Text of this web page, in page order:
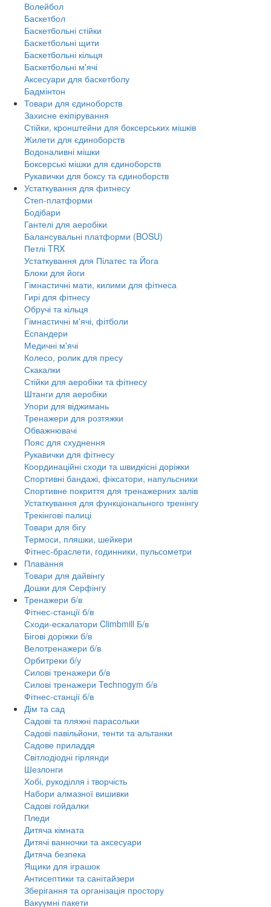
Волейбол
Баскетбол
Баскетбольні стійки
Баскетбольні щити
Баскетбольні кільця
Баскетбольні м'ячі
Аксесуари для баскетболу
Бадмінтон
Товари для єдиноборств
Захисне екіпірування
Стійки, кронштейни для боксерських мішків
Жилети для єдиноборств
Водоналивні мішки
Боксерські мішки для єдиноборств
Рукавички для боксу та єдиноборств
Устаткування для фитнесу
Степ-платформи
Бодібари
Гантелі для аеробіки
Балансувальні платформи (BOSU)
Петлі TRX
Устаткування для Пілатес та Йога
Блоки для йоги
Гімнастичні мати, килими для фітнеса
Гирі для фітнесу
Обручі та кільця
Гімнастичні м'ячі, фітболи
Еспандери
Медичні м'ячі
Колесо, ролик для пресу
Скакалки
Стійки для аеробіки та фітнесу
Штанги для аеробіки
Упори для віджимань
Тренажери для розтяжки
Обважнювачі
Пояс для схуднення
Рукавички для фітнесу
Координаційні сходи та швидкісні доріжки
Спортивні бандажі, фіксатори, напульсники
Спортивне покриття для тренажерних залів
Устаткування для функціонального тренінгу
Трекінгові палиці
Товари для бігу
Термоси, пляшки, шейкери
Фітнес-браслети, годинники, пульсометри
Плавання
Товари для дайвінгу
Дошки для Серфінгу
Тренажери б/в
Фітнес-станції б/в
Сходи-ескалатори Climbmill Б/в
Бігові доріжки б/в
Велотренажери б/в
Орбитреки б/у
Силові тренажери б/в
Силові тренажери Technogym б/в
Фітнес-станції б/в
Дім та сад
Садові та пляжні парасольки
Садові павільйони, тенти та альтанки
Садове приладдя
Світлодіодні гірлянди
Шезлонги
Хобі, рукоділля і творчість
Набори алмазної вишивки
Садові гойдалки
Пледи
Дитяча кімната
Дитячі ванночки та аксесуари
Дитяча безпека
Ящики для іграшок
Антисептики та санітайзери
Зберігання та організація простору
Вакуумні пакети